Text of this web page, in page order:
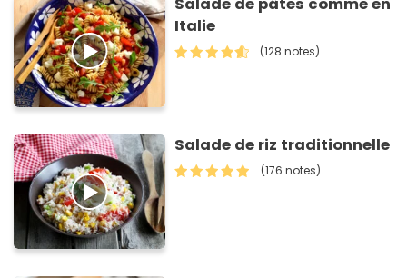
Italie
(128 notes)
Salade de riz traditionnelle
(176 notes)